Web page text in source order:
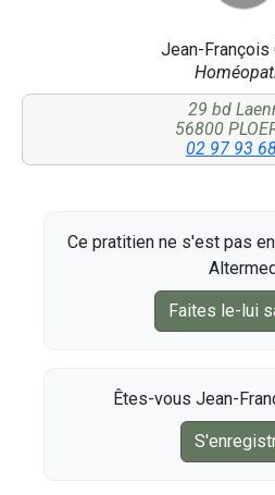
Jean-François
29 bd
56800
02 97 93
Ce pratitien ne s'est pas
Faites le-lui
Êtes-vous Jean-